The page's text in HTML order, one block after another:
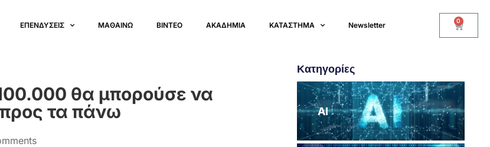
ΕΠΕΝΔΥΣΕΙΣ ΜΑΘΑΙΝΩ ΒΙΝΤΕΟ ΑΚΑΔΗΜΙΑ ΚΑΤΑΣΤΗΜΑ Newsletter 0
θα μπορούσε να
προς τα πάνω
Κατηγορίες
AI